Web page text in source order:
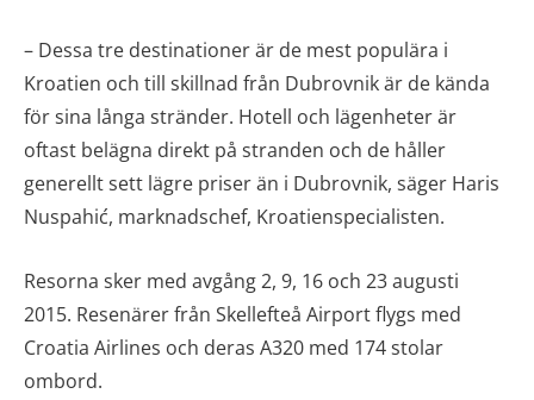
– Dessa tre destinationer är de mest populära i
Kroatien och till skillnad från Dubrovnik är de kända
för sina långa stränder. Hotell och lägenheter är
oftast belägna direkt på stranden och de håller
generellt sett lägre priser än i Dubrovnik, säger Haris
Nuspahić, marknadschef, Kroatienspecialisten.
Resorna sker med avgång 2, 9, 16 och 23 augusti
2015. Resenärer från Skellefteå Airport flygs med
Croatia Airlines och deras A320 med 174 stolar
ombord.